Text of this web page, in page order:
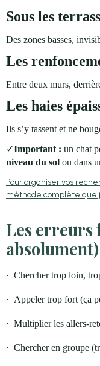
Sous les
Des zones basses,
Les
Entre deux murs,
Les haies
Ils s’y tassent et ne
✓Important : un chat
niveau du sol ou dans
Pour organiser vos
méthode complète que
Les erreurs
absolument)
· Chercher trop loin,
· Appeler trop fort (ça
· Multiplier les allers-
· Chercher en groupe